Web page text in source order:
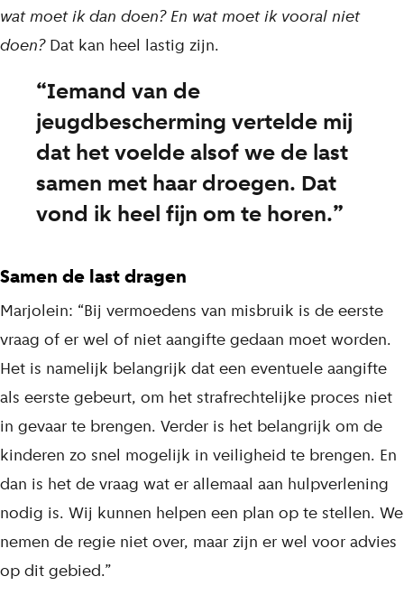
wat moet ik dan doen? En wat moet ik vooral niet
doen?Dat kan heel lastig zijn.
Iemand van de
jeugdbescherming vertelde mij
dat het voelde alsof we de last
samen met haar droegen. Dat
vond ik heel fijn om te horen.
Samen de last dragen
Marjolein: “Bij vermoedens van misbruik is de eerste
vraag of er wel of niet aangifte gedaan moet worden.
Het is namelijk belangrijk dat een eventuele aangifte
als eerste gebeurt, om het strafrechtelijke proces niet
in gevaar te brengen. Verder is het belangrijk om de
kinderen zo snel mogelijk in veiligheid te brengen. En
dan is het de vraag wat er allemaal aan hulpverlening
nodig is. Wij kunnen helpen een plan op te stellen. We
nemen de regie niet over, maar zijn er wel voor advies
op dit gebied.”